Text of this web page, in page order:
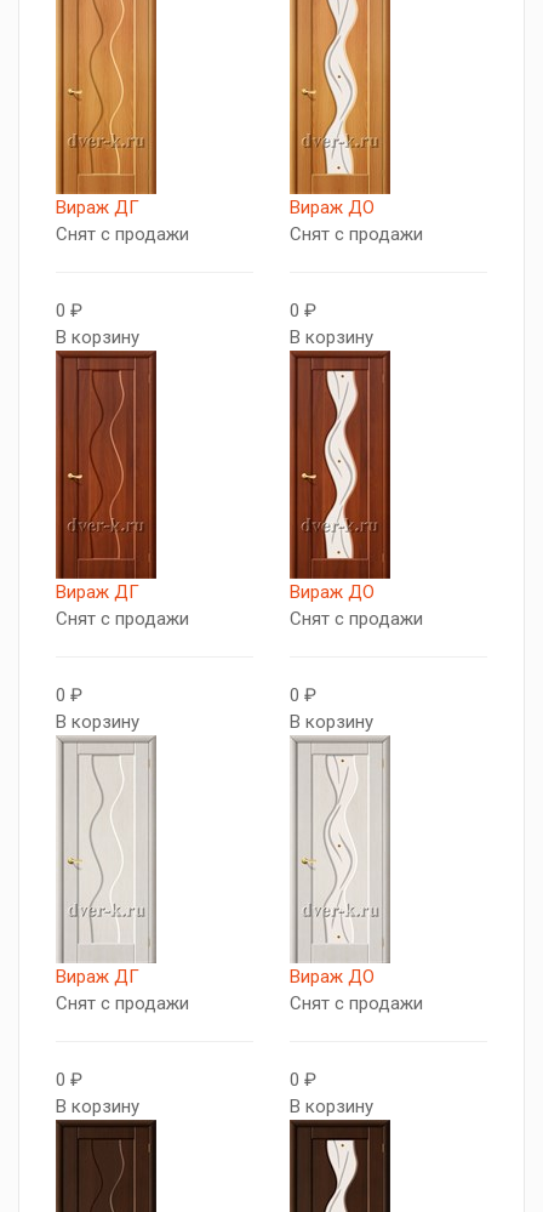
Вираж ДГ
Снят с продажи
0 ₽
В корзину
Вираж ДО
Снят с продажи
0 ₽
В корзину
Вираж ДГ
Снят с продажи
0 ₽
В корзину
Вираж ДО
Снят с продажи
0 ₽
В корзину
Вираж ДГ
Снят с продажи
0 ₽
В корзину
Вираж ДО
Снят с продажи
0 ₽
В корзину